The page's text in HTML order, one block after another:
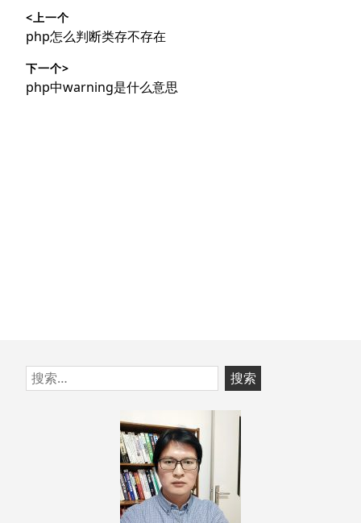
章
导
航
<上一个
上
文
章：
php怎么判断类存不存在
下一个>
下
php中warning是什么意思
跳
至
搜
索：